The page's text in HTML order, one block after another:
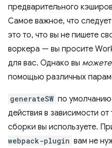
предварительного
Самое важное, что
это то, что вы не пишете
воркера — вы просите
для вас. Однако вы можете
помощью различных
generateSW по
действия в зависимости
сборки вы используете.
webpack-plugin вам не